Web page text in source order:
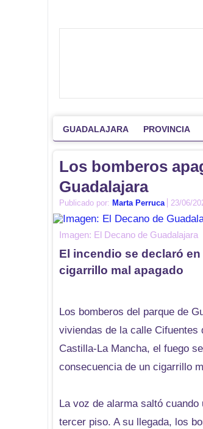
GUADALAJARA PROVINCIA
Los bomberos
Guadalajara
Publicado por: Marta Perruca 23/06/
Imagen: El Decano de Guadalajara
El incendio se declaró
cigarrillo mal apagado
Los bomberos del parque de
viviendas de la calle Cifuentes
Castilla-La Mancha, el fuego
consecuencia de un cigarrillo
La voz de alarma saltó
tercer piso. A su llegada, los